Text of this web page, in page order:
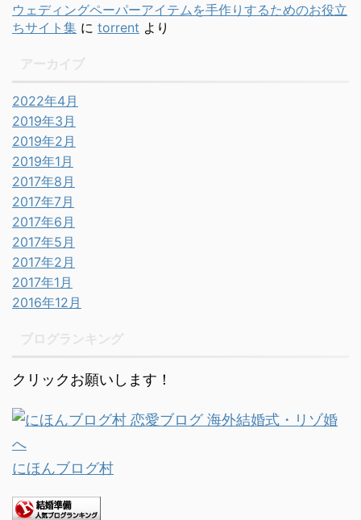
ウェディングペーパーアイテムを手作りするためのお役立
ちサイト集 に torrent より
2022年4月
2019年3月
2019年2月
2019年1月
2017年8月
2017年7月
2017年6月
2017年5月
2017年2月
2017年1月
2016年12月
クリックお願いします！
にほんブログ村